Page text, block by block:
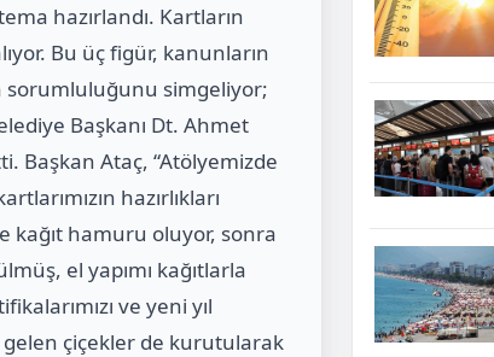
hazırlandı. Kartların
Bu üç figür, kanunların
sorumluluğunu simgeliyor;
Başkanı Dt. Ahmet
Başkan Ataç, “Atölyemizde
hazırlıkları
kağıt hamuru oluyor, sonra
el yapımı kağıtlarla
ve yeni yıl
gelen çiçekler de kurutularak